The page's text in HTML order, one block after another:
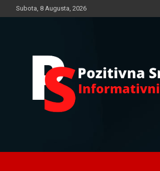
to
Subota, 8 Augusta, 2026